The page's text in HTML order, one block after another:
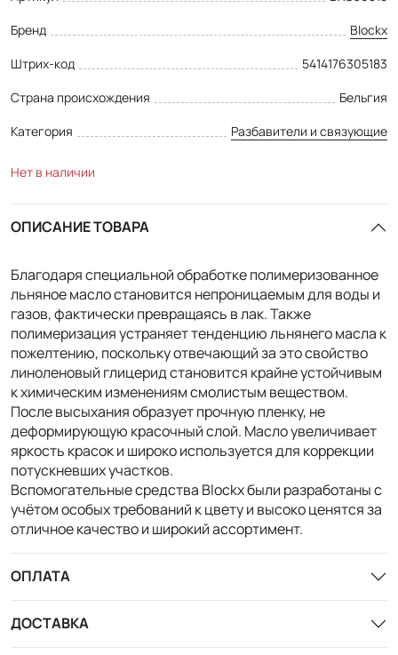
Бренд
Blockx
Штрих-код
5414176305183
Страна происхождения
Бельгия
Категория
Разбавители и связующие
Нет в наличии
ОПИСАНИЕ ТОВАРА
Благодаря специальной обработке полимеризованное
льняное масло становится непроницаемым для воды и
газов, фактически превращаясь в лак. Также
полимеризация устраняет тенденцию льнянего масла к
пожелтению, поскольку отвечающий за это свойство
линоленовый глицерид становится крайне устойчивым
к химическим изменениям смолистым веществом.
После высыхания образует прочную пленку, не
деформирующую красочный слой. Масло увеличивает
яркость красок и широко используется для коррекции
потускневших участков.
Вспомогательные средства Blockx были разработаны с
учётом особых требований к цвету и высоко ценятся за
отличное качество и широкий ассортимент.
ОПЛАТА
ДОСТАВКА